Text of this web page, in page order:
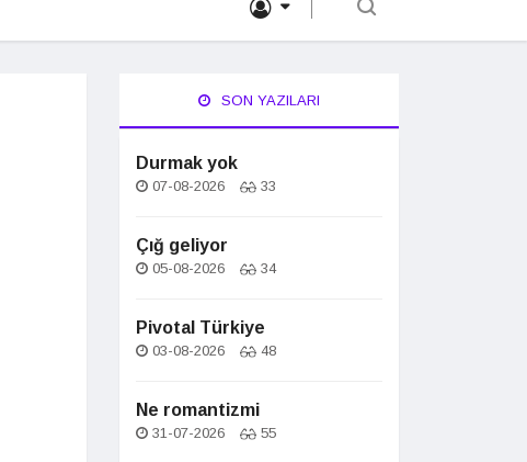
SON YAZILARI
Durmak yok
07-08-2026 33
Çığ geliyor
05-08-2026 34
Pivotal Türkiye
03-08-2026 48
Ne romantizmi
31-07-2026 55